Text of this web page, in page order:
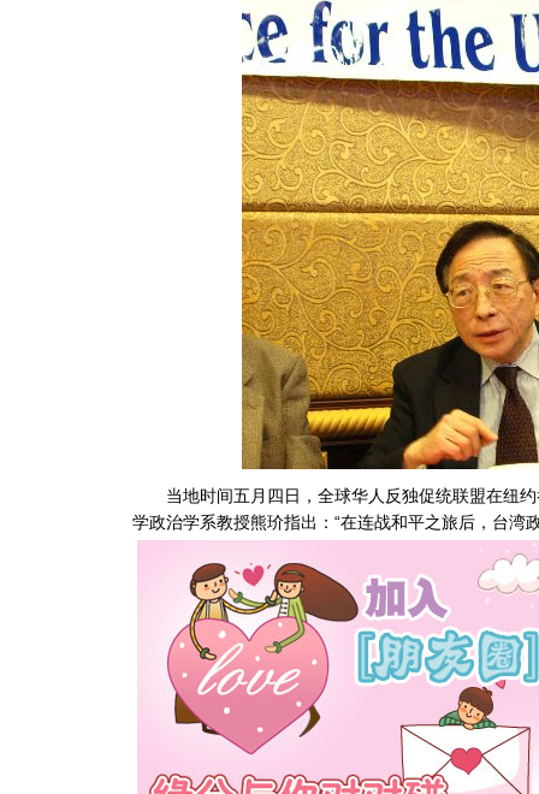
当地时间五月四日，全球华人反独促统联盟在纽约
学政治学系教授熊玠指出：“在连战和平之旅后，台湾